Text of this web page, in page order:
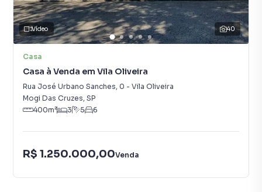
40
Vídeo
Casa
Casa à Venda em Vila Oliveira
Rua José Urbano Sanches, 0 - Vila Oliveira
Mogi Das Cruzes, SP
400m² 3 5 6
R$ 1.250.000,00Venda